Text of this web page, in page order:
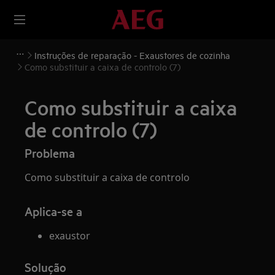
Instruções de reparação - Exaustores de cozinha
Como substituir a caixa de controlo (7)
Como substituir a caixa
de controlo (7)
Problema
Como substituir a caixa de controlo
Aplica-se a
exaustor
Solução